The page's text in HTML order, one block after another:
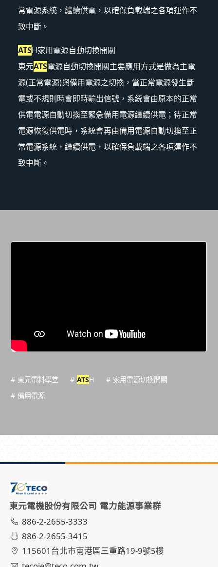
常電源系統，繼續供電，以確保負載端之各項運作不
致中斷。
ATSH家用電源自動切換開關
東元ATS電源自動切換開關主要應用方式是做為主電
源(正常電源)與備用電源之切換，當正常電源發生斷
電或不規則時會即時輸出信號，系統會由原本的正常
供電電源自動切換至緊急備用電源繼續供電；待正常
電源恢復供電時，系統會再由備用電源自動切換至正
常電源系統，繼續供電，以確保負載端之各項運作不
致中斷。
# 東元電料學堂 #ATSH
# 家用電源切換開關
# 備用電源
東元電機股份有限公司 電力能源事業群
886-2-2655-3333
886-2-2655-3415
115601台北市南港區三重路19-9號5樓